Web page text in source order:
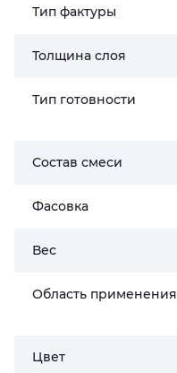
Тип фактуры
Толщина слоя
Тип готовности
Состав смеси
Фасовка
Вес
Область применения
Цвет